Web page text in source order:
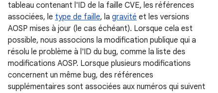
tableau contenant l'ID de la faille CVE, les références
associées, le type de faille, la gravité et les versions
AOSP mises à jour (le cas échéant). Lorsque cela est
possible, nous associons la modification publique qui a
résolu le problème à l'ID du bug, comme la liste des
modifications AOSP. Lorsque plusieurs modifications
concernent un même bug, des références
supplémentaires sont associées aux numéros qui suivent